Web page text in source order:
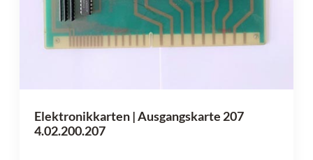
Elektronikkarten | Ausgangskarte 207
4.02.200.207